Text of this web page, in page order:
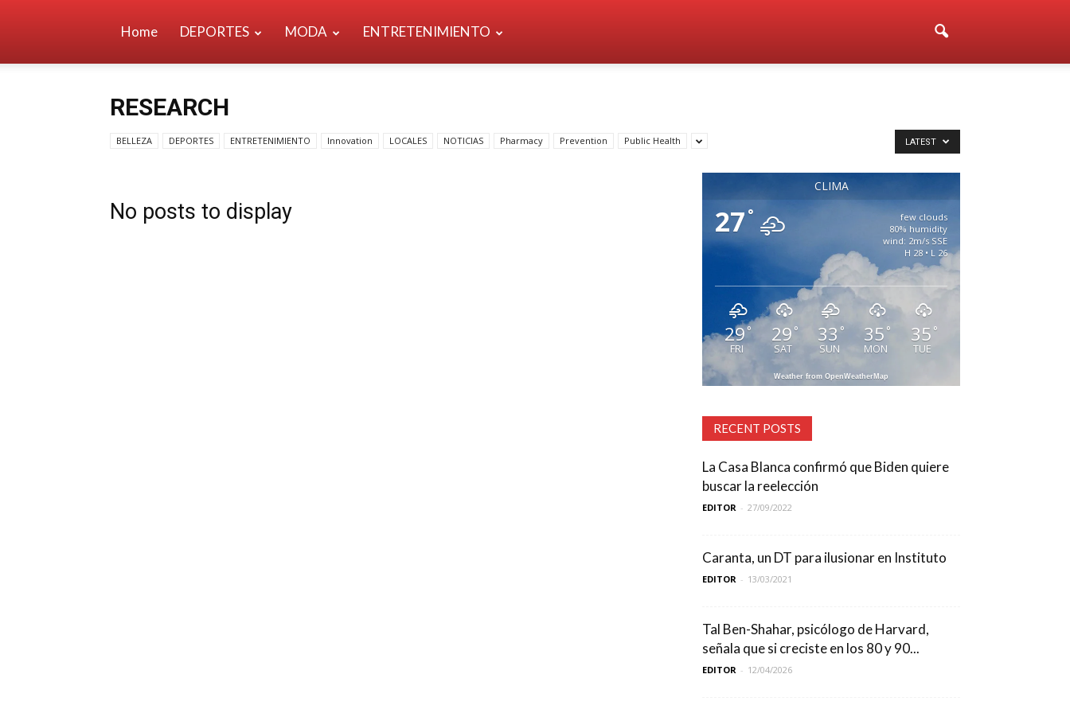
Home DEPORTES MODA ENTRETENIMIENTO
RESEARCH
BELLEZA DEPORTES ENTRETENIMIENTO Innovation LOCALES NOTICIAS Pharmacy Prevention Public Health LATEST
No posts to display
CLIMA
27 °
few clouds
80% humidity
wind: 2m/s SSE
H 28 • L 26
29°
FRI
29 °
SAT
33 °
SUN
35 °
MON
35 °
TUE
Weather from OpenWeatherMap
RECENT POSTS
La Casa Blanca confirmó que Biden quiere
buscar la reelección
EDITOR - 27/09/2022
Caranta, un DT para ilusionar en Instituto
EDITOR - 13/03/2021
Tal Ben-Shahar, psicólogo de Harvard,
señala que si creciste en los 80 y 90...
EDITOR - 12/04/2026